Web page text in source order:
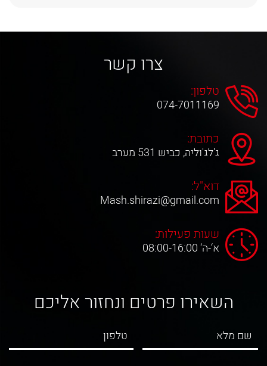
צרו קשר
טלפון:
074-7011169
כתובת:
ג'לג'וליה, כביש 531 מערב
דוא"ל:
Mash.shirazi@gmail.com
שעות פעילות:
א‘-ה‘ 08:00-16:00
השאירו פרטים ונחזור אליכם